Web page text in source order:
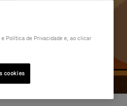
e Política de Privacidade e, ao clicar
cookies